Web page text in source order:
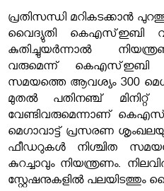
പ്രതിസന്ധി മറികടക്കാൻ
വൈദ്യുതി കെഎസ്ഇബി
കുതിച്ചുയർന്നാൽ
വരുമെന്ന് കെഎസ്ഇബി
സമയത്തെ ആവശ്യം 300
മുതൽ പതിനഞ്ച്
വേണ്ടിവരുമെന്നാണ്
മെഗാവാട്ട് പ്രസരണ
ഫീഡറുകൾ നിശ്ചിത
കുറച്ചാവും നിയന്ത്രണം.
സ്റ്റേഷനുകളിൽ പലയിടത്തും